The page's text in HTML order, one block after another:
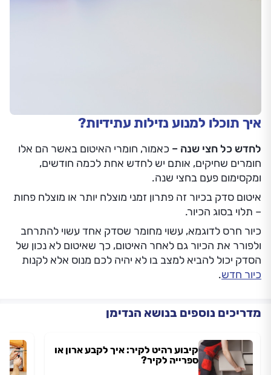
איך תוכלו למנוע נזילות עתידיות?
לחדש כל חצי שנה – כאמור, חומרי האיטום באשר הם אלו
חומרים שחיקים, אותם יש לחדש אחת לכמה חודשים,
ומקסימום פעם בחצי שנה.
איטום סדק בכיור זה פתרון זמני מוצלח יותר או מוצלח פחות
– תלוי בסוג הכיור.
כיור חרס לדוגמא, עשוי מחומר שסדק אחד עשוי להתרחב
ולפורר את הכיור גם לאחר האיטום, כך שאיטום לא נכון של
הסדק יכול להביא למצב בו לא יהיה לכם מנוס אלא לקנות
כיור חדש.
מדריכים נוספים בנושא הנדימן
קיבוע רהיט לקיר: איך לקבע ארון או
ספרייה לקיר?